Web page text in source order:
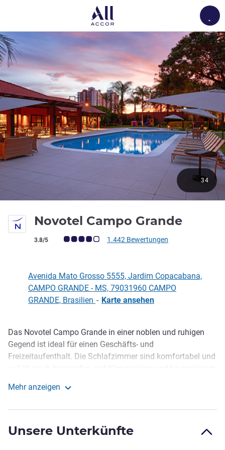
Novotel Campo Grande
Note Kundenmeinungen (Bewertung ALL)
3.8/5 1.442 Bewertungen
34
Avenida Mato Grosso 5555, Jardim Copacabana,
CAMPO GRANDE - MS, 79031960 CAMPO
GRANDE, Brasilien - Karte ansehen
Beschreibung
Das Novotel Campo Grande in einer noblen und ruhigen
Gegend ist ideal für einen Geschäfts- und
Freizeitaufenthalt. Die Schlafzimmer sind komfortabel und
Veranstaltungsräume für Seminare und Workshops, ein
serviert das Beste der internationalen Küche in einem
Mehr anzeigen
Unsere Unterkünfte